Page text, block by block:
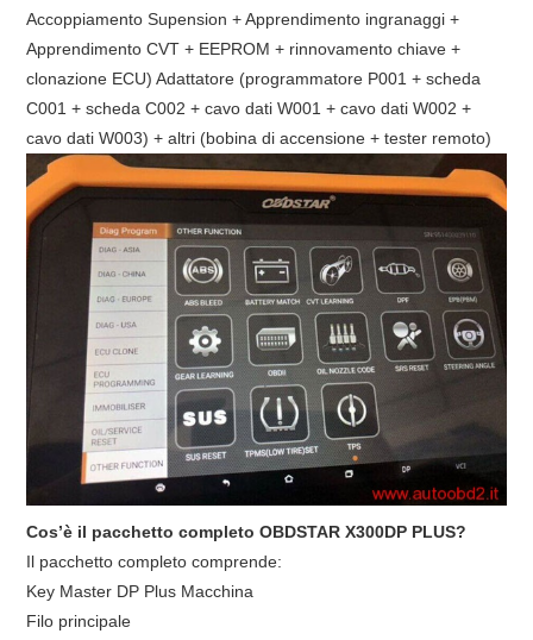
Accoppiamento Supension + Apprendimento ingranaggi +
Apprendimento CVT + EEPROM + rinnovamento chiave +
clonazione ECU) Adattatore (programmatore P001 + scheda
C001 + scheda C002 + cavo dati W001 + cavo dati W002 +
cavo dati W003) + altri (bobina di accensione + tester remoto)
Cos’è il pacchetto completo OBDSTAR X300DP PLUS?
Il pacchetto completo comprende:
Key Master DP Plus Macchina
Filo principale